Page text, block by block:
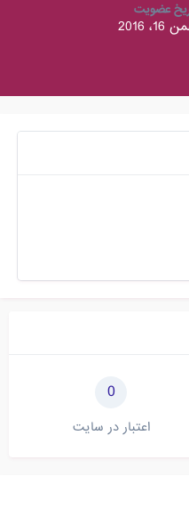
عضویت
2016
0
اعتبار در سایت